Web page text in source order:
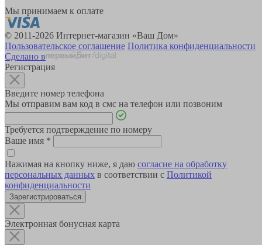
Мы принимаем к оплате
© 2011-2026 Интернет-магазин «Ваш Дом»
Пользовательское соглашение Политика конфиденциальности
Сделано в
Регистрация
Введите номер телефона
Мы отправим вам код в смс на телефон или позвоним
Требуется подтверждение по номеру
Ваше имя *
Нажимая на кнопку ниже, я даю согласие на обработку
персональных данных в соответствии с Политикой
конфиденциальности
Зарегистрироваться
Электронная бонусная карта